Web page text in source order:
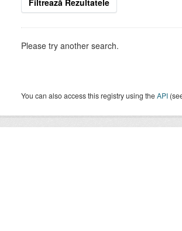
Filtrează Rezultatele
Please try another search.
You can also access this registry using theAPI